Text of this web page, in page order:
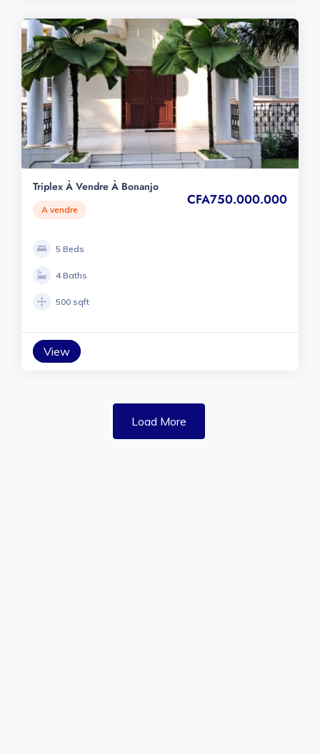
Triplex À Vendre À Bonanjo
A vendre
CFA750.000.000
5 Beds
4 Baths
500 sqft
View
Load More